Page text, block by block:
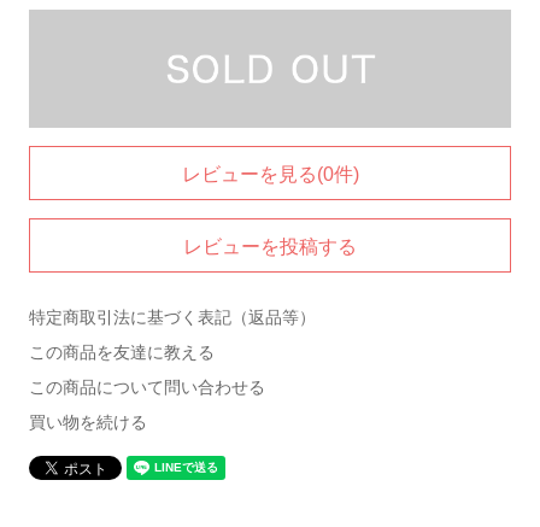
レビューを見る(0件)
レビューを投稿する
特定商取引法に基づく表記（返品等）
この商品を友達に教える
この商品について問い合わせる
買い物を続ける